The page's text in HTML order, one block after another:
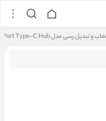
هاب و تبدیل رسی مدل Recci RH17 6Port Type-C Hub